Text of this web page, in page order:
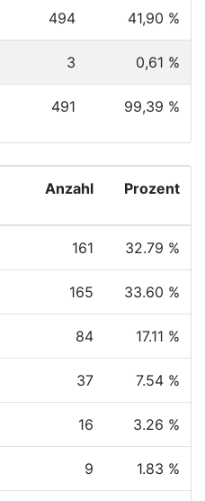
494 41,90 %
3 0,61 %
491 99,39 %
Anzahl Prozent
161 32.79 %
165 33.60 %
84 17.11 %
37 7.54 %
16 3.26 %
9 1.83 %